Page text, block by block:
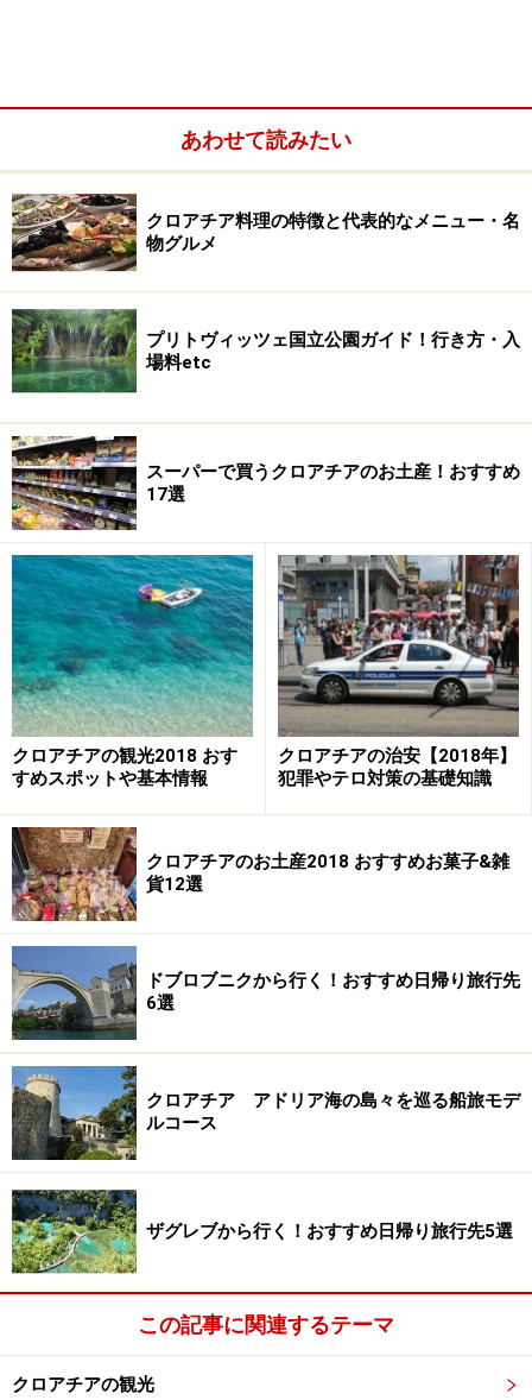
バックなどの持ち物、置き引きやスリに注
意
カフェやレストランのテラス席での置き引きにも注意してく
ださい
身から離さない！」。日本人がついやってしまいがちな
のが、カフェの席やホテルのロビーなどで荷物を置いた
ままオーダーやチェックイン・アウト、お手洗いの利用
をするためにしばらく荷物から離れるという行為。ちょ
っとだけだから……と一瞬でも目を離さないでください。
長距離バスでの移動の際の休憩中に席に貴重品が入った
荷物を置いたままにしておくのも絶対にやめてくださ
い。
また、旅行中一番気を付けて頂きたい犯罪被害がスリ。
治安が良いと言われているクロアチアでも、旅行者のス
リ被害が後を絶ちません。人ごみの中や混雑したバスや
電車内ではバックに目が届くように、必ず体の前側にバ
ックを抱えるようにしましょう。街歩きをしている最中
も油断は禁物です！ リュックサックなど背負っている荷
物、ズボンのうしろポケットに入れた財布などは目が行
き届きにくいので狙われやすいです。
また、トラムやバスの乗車中に、旅の疲れからついうと
うとしてしまうこともあると思いますが、寝ている間に
スリに遭ったという被害も報告されています。特にリュ
ックサックの外ポケットには財布、パスポート、貴金属
などの貴重品は絶対に入れないようにしてください。
万が一パスポートの盗難にあった場合、まずは最寄の警
察へ行き被害届け証明書を発行してもらってください。
この証明書は緊急旅券の発行や海外旅行保険の保険金請
発行手続きを行いましょう。ちなみに、警察とのやりと
あわせて読みたい
クロアチア料理の特徴と代表的なメニュー・名
物グルメ
プリトヴィッツェ国立公園ガイド！行き方・入
場料etc
スーパーで買うクロアチアのお土産！おすすめ
17選
クロアチアの観光2018 おす
すめスポットや基本情報
クロアチアの治安【2018年】
犯罪やテロ対策の基礎知識
クロアチアのお土産2018 おすすめお菓子&雑
貨12選
ドブロブニクから行く！おすすめ日帰り旅行先
6選
クロアチア アドリア海の島々を巡る船旅モデ
ルコース
ザグレブから行く！おすすめ日帰り旅行先5選
この記事に関連するテーマ
クロアチアの観光